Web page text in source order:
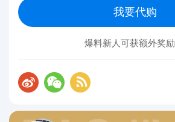
我要代购
爆料新人可获额外奖励